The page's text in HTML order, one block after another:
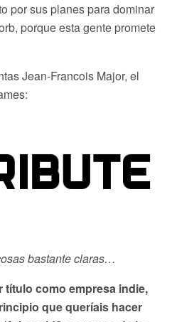
por sus planes para dominar
porque esta gente promete
Jean-Francois Major, el
bastante claras…
título como empresa indie,
que queríais hacer